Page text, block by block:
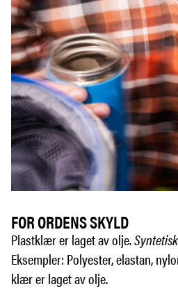
FOR ORDENS SKYLD
Plastklær er laget av olje.
Eksempler: Polyester, elastan,
klær er laget av olje.